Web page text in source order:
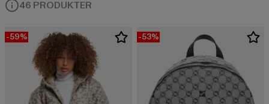
46 PRODUKTER
-59% -53%